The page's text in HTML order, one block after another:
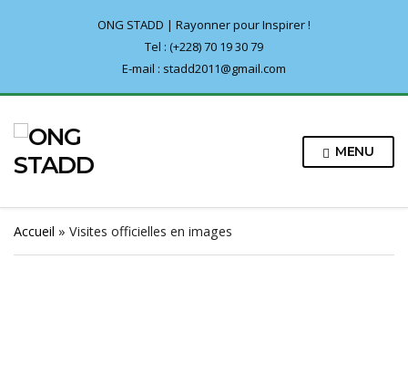
ONG STADD | Rayonner pour Inspirer !
Tel : (+228) 70 19 30 79
E-mail : stadd2011@gmail.com
MENU
Accueil » Visites officielles en images